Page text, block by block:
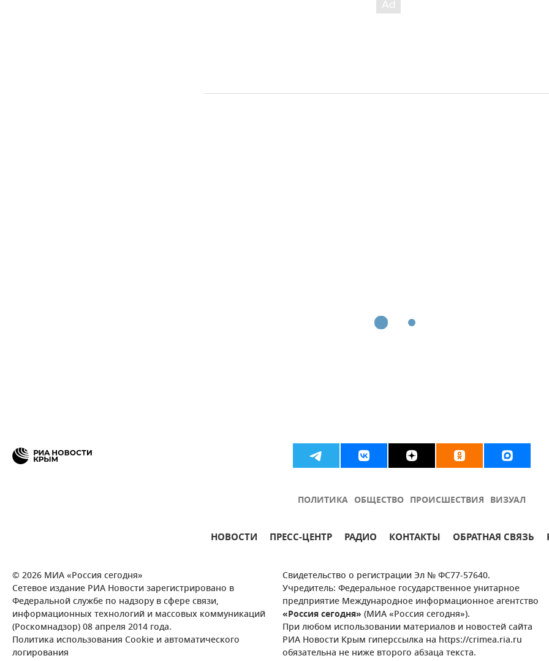
ПОЛИТИКА ОБЩЕСТВО ПРОИСШЕСТВИЯ ВИЗУАЛ
НОВОСТИ ПРЕСС-ЦЕНТР РАДИО КОНТАКТЫ ОБРАТНАЯ СВЯЗЬ
© 2026 МИА «Россия сегодня»
Сетевое издание РИА Новости зарегистрировано в
Федеральной службе по надзору в сфере связи,
информационных технологий и массовых коммуникаций
(Роскомнадзор) 08 апреля 2014 года.
Политика использования Cookie и автоматического
логирования
Свидетельство о регистрации Эл № ФС77-57640.
Учредитель: Федеральное государственное унитарное
предприятие Международное информационное агентство
«Россия сегодня» (МИА «Россия сегодня»).
При любом использовании материалов и новостей сайта
РИА Новости Крым гиперссылка на https://crimea.ria.ru
обязательна не ниже второго абзаца текста.